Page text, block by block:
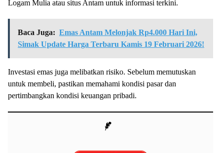
Logam Mulia atau situs Antam untuk informasi terkini.
Baca Juga: Emas Antam Melonjak Rp4.000 Hari Ini,
Simak Update Harga Terbaru Kamis 19 Februari 2026!
Investasi emas juga melibatkan risiko. Sebelum memutuskan
untuk membeli, pastikan memahami kondisi pasar dan
pertimbangkan kondisi keuangan pribadi.